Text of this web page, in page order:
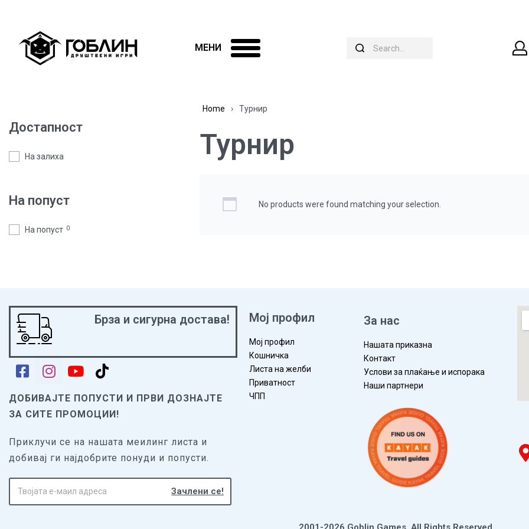
Достапност
На залиха
На попуст
На попуст 0
Home › Турнир
Турнир
No products were found matching your selection.
Брза и сигурна достава!
ДОБИВАЈТЕ ПОПУСТИ И ПРВИ ДОЗНАЈТЕ
ЗА СИТЕ ПРОМОЦИИ!
Приклучи се на нашата меилинг листа и
добивај ги најдобрите понуди и попусти.
Мој профил
Мој профил
Кошничка
Листа на желби
Приватност
ЧПП
За нас
Нашата приказна
Контакт
Услови за плаќање и испорака
Наши партнери